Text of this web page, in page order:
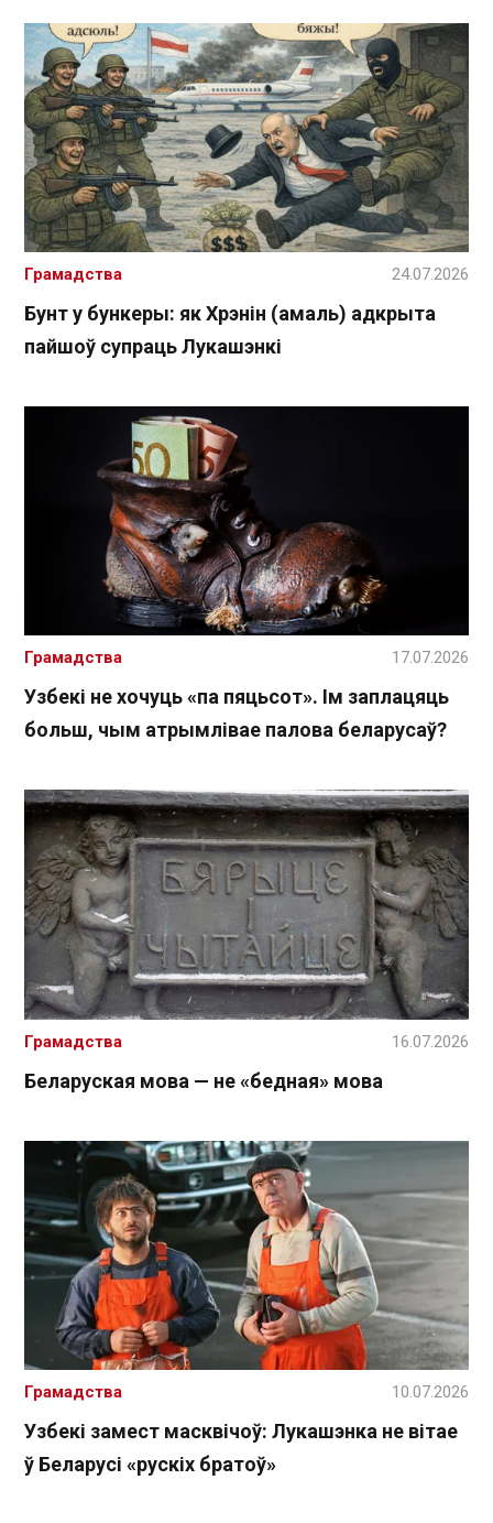
Бунт у бункеры: як Хрэнін (амаль) адкрыта
пайшоў супраць Лукашэнкі
Грамадства 24.07.2026
Узбекі не хочуць «па пяцьсот». Ім заплацяць
больш, чым атрымлівае палова беларусаў?
Грамадства 17.07.2026
Беларуская мова — не «бедная» мова
Грамадства 16.07.2026
Узбекі замест масквічоў: Лукашэнка не вітае
ў Беларусі «рускіх братоў»
Грамадства 10.07.2026